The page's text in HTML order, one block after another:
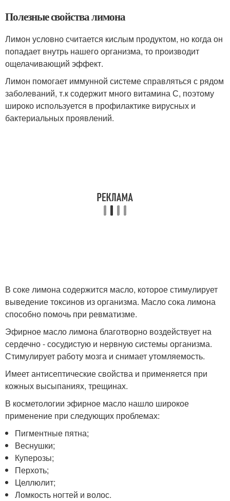
Полезные свойства лимона
Лимон условно считается кислым продуктом, но когда он
попадает внутрь нашего организма, то производит
ощелачивающий эффект.
Лимон помогает иммунной системе справляться с рядом
заболеваний, т.к содержит много витамина С, поэтому
широко используется в профилактике вирусных и
бактериальных проявлений.
В соке лимона содержится масло, которое стимулирует
выведение токсинов из организма. Масло сока лимона
способно помочь при ревматизме.
Эфирное масло лимона благотворно воздействует на
сердечно - сосудистую и нервную системы организма.
Стимулирует работу мозга и снимает утомляемость.
Имеет антисептические свойства и применяется при
кожных высыпаниях, трещинах.
В косметологии эфирное масло нашло широкое
применение при следующих проблемах:
Пигментные пятна;
Веснушки;
Куперозы;
Перхоть;
Целлюлит;
Ломкость ногтей и волос.